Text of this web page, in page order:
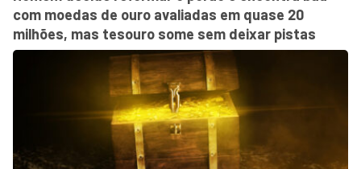
com moedas de ouro avaliadas em quase 20
milhões, mas tesouro some sem deixar pistas